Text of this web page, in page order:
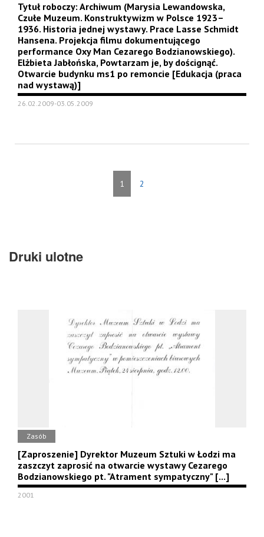
Tytuł roboczy: Archiwum (Marysia Lewandowska,
Czułe Muzeum. Konstruktywizm w Polsce 1923–
1936. Historia jednej wystawy. Prace Lasse Schmidt
Hansena. Projekcja filmu dokumentującego
performance Oxy Man Cezarego Bodzianowskiego).
Elżbieta Jabłońska, Powtarzam je, by doścignąć.
Otwarcie budynku ms1 po remoncie [Edukacja (praca
nad wystawą)]
26.02.2009-03.05.2009
1 2
Druki ulotne
Zasób
[Zaproszenie] Dyrektor Muzeum Sztuki w Łodzi ma
zaszczyt zaprosić na otwarcie wystawy Cezarego
Bodzianowskiego pt. "Atrament sympatyczny" [...]
2001